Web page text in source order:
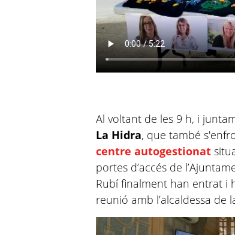
Al voltant de les 9 h, i
La Hidra, que també
centre autogestionat
portes d’accés de
Rubí finalment han entrat i
reunió amb l’alcaldessa de